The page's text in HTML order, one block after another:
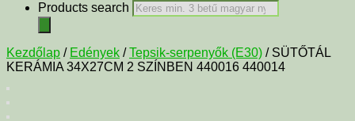
Products search
Kezdőlap / Edények /Tepsik-serpenyők (E30) / SÜTŐTÁL
KERÁMIA 34X27CM 2 SZÍNBEN 440016 440014